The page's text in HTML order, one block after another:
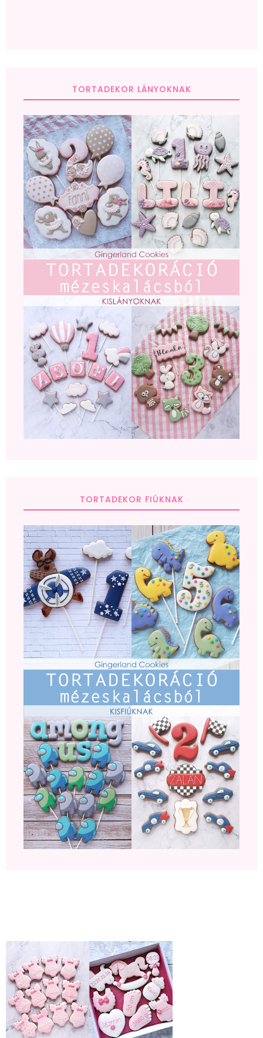
TORTADEKOR LÁNYOKNAK
TORTADEKOR FIÚKNAK